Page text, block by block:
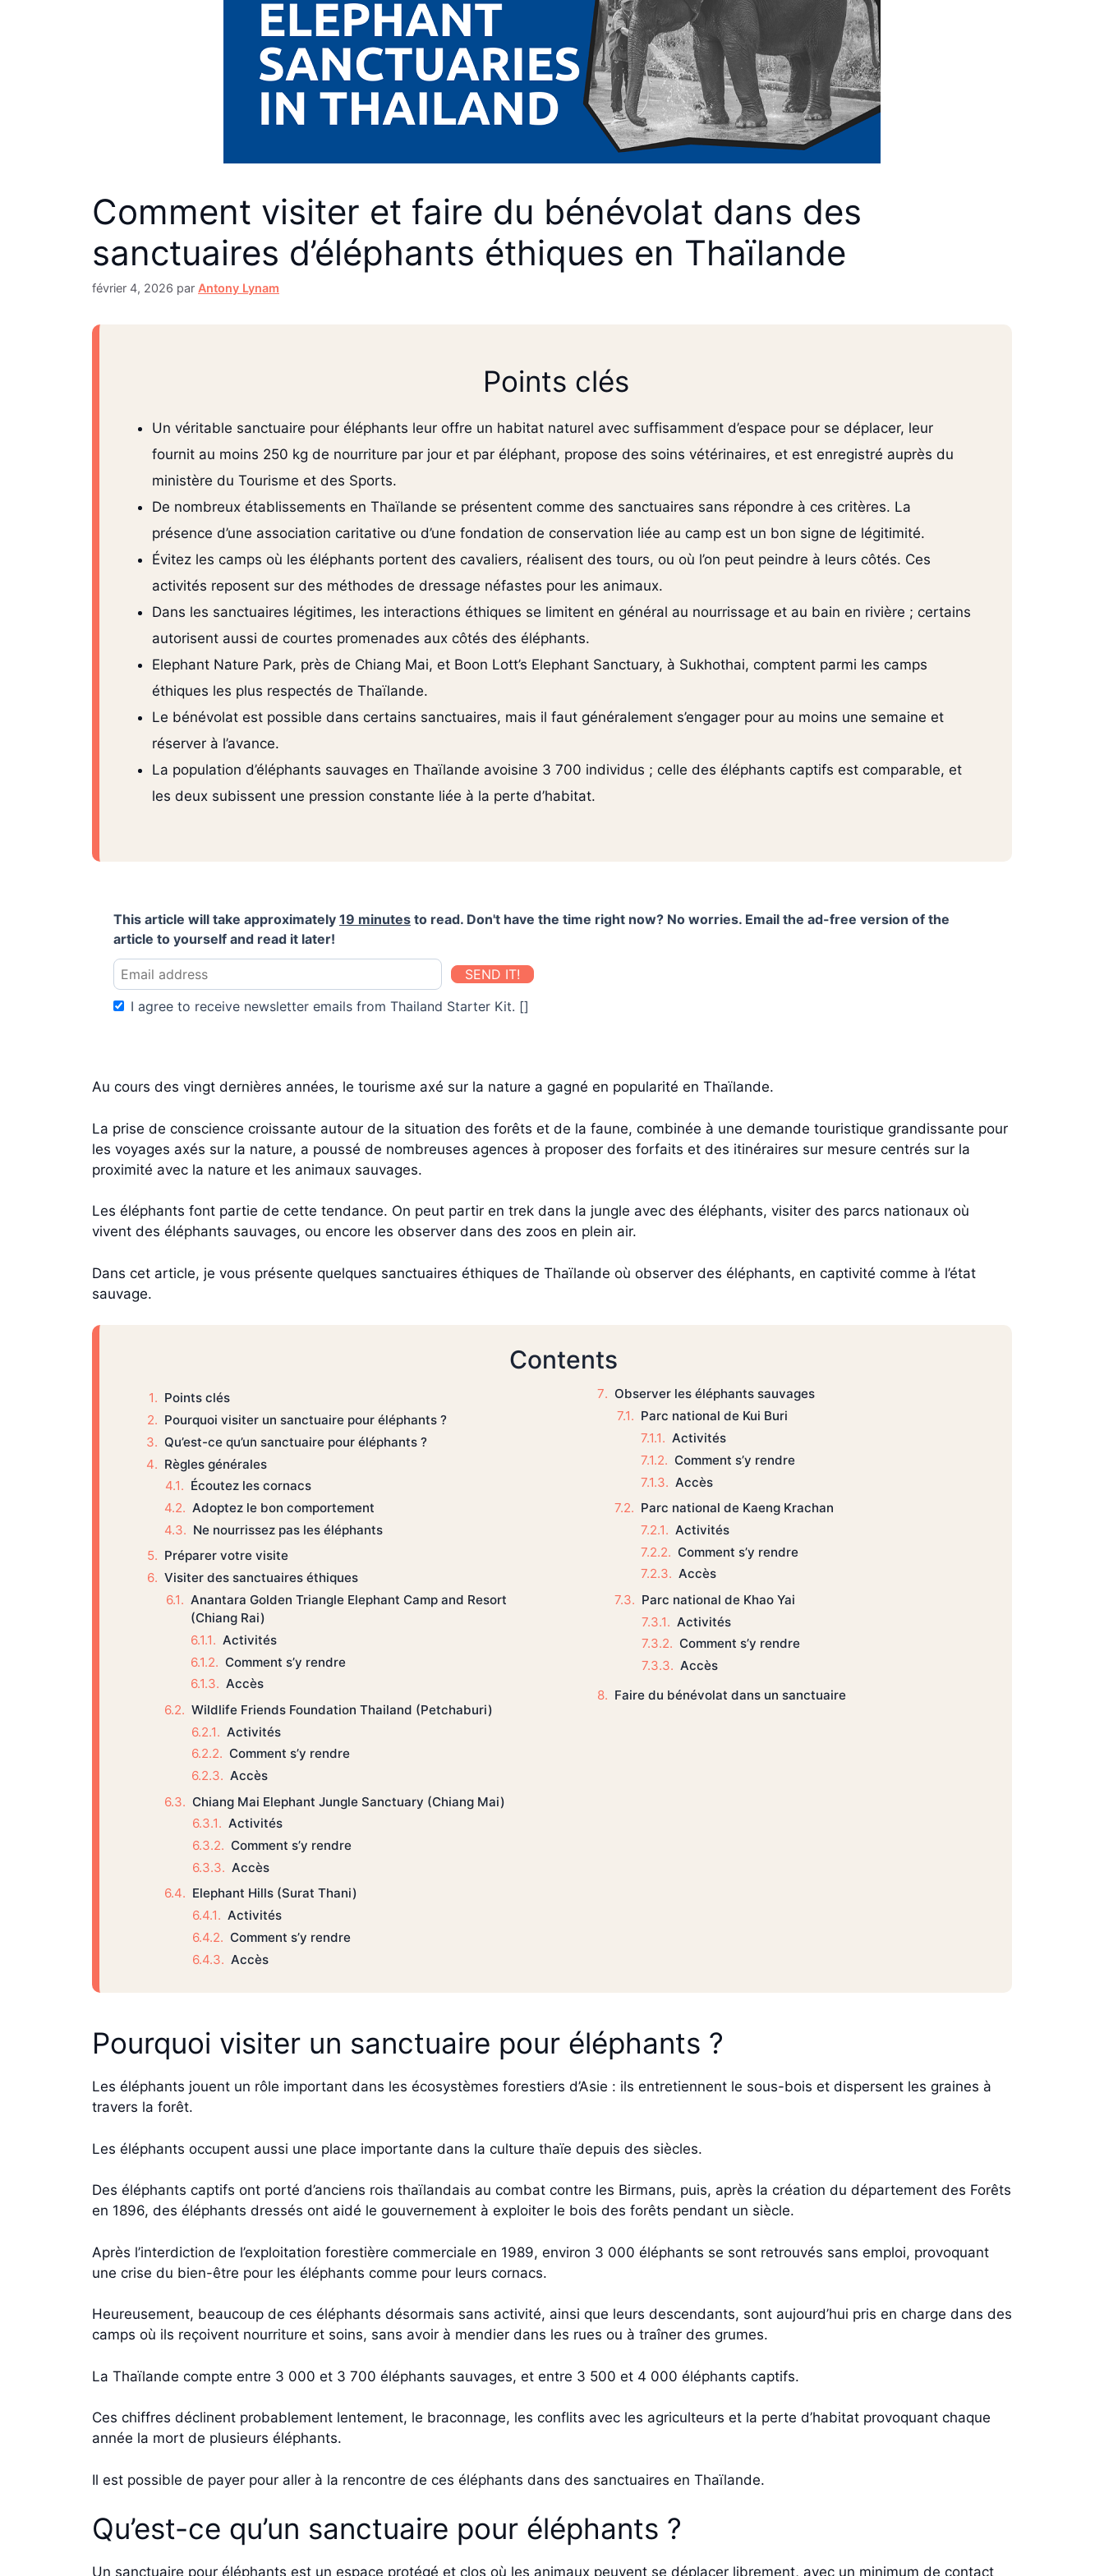
Comment visiter et faire du bénévolat dans des
sanctuaires d’éléphants éthiques en Thaïlande
février 4, 2026 par Antony Lynam
Points clés
Un véritable sanctuaire pour éléphants leur offre un habitat naturel avec suffisamment d’espace pour se déplacer, leur
fournit au moins 250 kg de nourriture par jour et par éléphant, propose des soins vétérinaires, et est enregistré auprès du
ministère du Tourisme et des Sports.
De nombreux établissements en Thaïlande se présentent comme des sanctuaires sans répondre à ces critères. La
présence d’une association caritative ou d’une fondation de conservation liée au camp est un bon signe de légitimité.
Évitez les camps où les éléphants portent des cavaliers, réalisent des tours, ou où l’on peut peindre à leurs côtés. Ces
activités reposent sur des méthodes de dressage néfastes pour les animaux.
Dans les sanctuaires légitimes, les interactions éthiques se limitent en général au nourrissage et au bain en rivière ; certains
autorisent aussi de courtes promenades aux côtés des éléphants.
Elephant Nature Park, près de Chiang Mai, et Boon Lott’s Elephant Sanctuary, à Sukhothai, comptent parmi les camps
éthiques les plus respectés de Thaïlande.
Le bénévolat est possible dans certains sanctuaires, mais il faut généralement s’engager pour au moins une semaine et
réserver à l’avance.
La population d’éléphants sauvages en Thaïlande avoisine 3 700 individus ; celle des éléphants captifs est comparable, et
les deux subissent une pression constante liée à la perte d’habitat.
This article will take approximately 19 minutes to read. Don't have the time right now? No worries. Email the ad-free version of the
article to yourself and read it later!
SEND IT!
I agree to receive newsletter emails from Thailand Starter Kit. []
Au cours des vingt dernières années, le tourisme axé sur la nature a gagné en popularité en Thaïlande.
La prise de conscience croissante autour de la situation des forêts et de la faune, combinée à une demande touristique grandissante pour
les voyages axés sur la nature, a poussé de nombreuses agences à proposer des forfaits et des itinéraires sur mesure centrés sur la
proximité avec la nature et les animaux sauvages.
Les éléphants font partie de cette tendance. On peut partir en trek dans la jungle avec des éléphants, visiter des parcs nationaux où
vivent des éléphants sauvages, ou encore les observer dans des zoos en plein air.
Dans cet article, je vous présente quelques sanctuaires éthiques de Thaïlande où observer des éléphants, en captivité comme à l’état
sauvage.
Contents
Points clés
Pourquoi visiter un sanctuaire pour éléphants ?
Qu’est-ce qu’un sanctuaire pour éléphants ?
Règles générales
Écoutez les cornacs
Adoptez le bon comportement
Ne nourrissez pas les éléphants
Préparer votre visite
Visiter des sanctuaires éthiques
Anantara Golden Triangle Elephant Camp and Resort
(Chiang Rai)
Activités
Comment s’y rendre
Accès
Wildlife Friends Foundation Thailand (Petchaburi)
Activités
Comment s’y rendre
Accès
Chiang Mai Elephant Jungle Sanctuary (Chiang Mai)
Activités
Comment s’y rendre
Accès
Elephant Hills (Surat Thani)
Activités
Comment s’y rendre
Accès
Observer les éléphants sauvages
Parc national de Kui Buri
Activités
Comment s’y rendre
Accès
Parc national de Kaeng Krachan
Activités
Comment s’y rendre
Accès
Parc national de Khao Yai
Activités
Comment s’y rendre
Accès
Faire du bénévolat dans un sanctuaire
Pourquoi visiter un sanctuaire pour éléphants ?
Les éléphants jouent un rôle important dans les écosystèmes forestiers d’Asie : ils entretiennent le sous-bois et dispersent les graines à
travers la forêt.
Les éléphants occupent aussi une place importante dans la culture thaïe depuis des siècles.
Des éléphants captifs ont porté d’anciens rois thaïlandais au combat contre les Birmans, puis, après la création du département des Forêts
en 1896, des éléphants dressés ont aidé le gouvernement à exploiter le bois des forêts pendant un siècle.
Après l’interdiction de l’exploitation forestière commerciale en 1989, environ 3 000 éléphants se sont retrouvés sans emploi, provoquant
une crise du bien-être pour les éléphants comme pour leurs cornacs.
Heureusement, beaucoup de ces éléphants désormais sans activité, ainsi que leurs descendants, sont aujourd’hui pris en charge dans des
camps où ils reçoivent nourriture et soins, sans avoir à mendier dans les rues ou à traîner des grumes.
La Thaïlande compte entre 3 000 et 3 700 éléphants sauvages, et entre 3 500 et 4 000 éléphants captifs.
Ces chiffres déclinent probablement lentement, le braconnage, les conflits avec les agriculteurs et la perte d’habitat provoquant chaque
année la mort de plusieurs éléphants.
Il est possible de payer pour aller à la rencontre de ces éléphants dans des sanctuaires en Thaïlande.
Qu’est-ce qu’un sanctuaire pour éléphants ?
Un sanctuaire pour éléphants est un espace protégé et clos où les animaux peuvent se déplacer librement, avec un minimum de contact